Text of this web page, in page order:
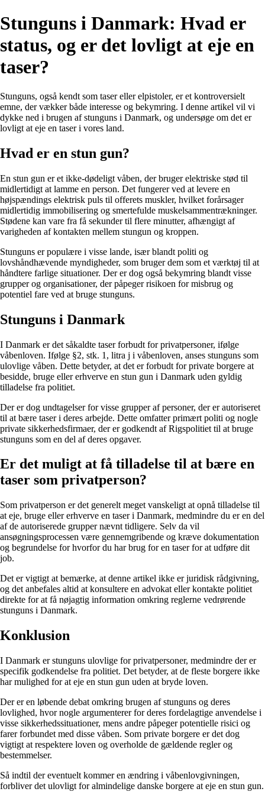
Stunguns i Danmark: Hvad er
status, og er det lovligt at eje en
taser?
Stunguns, også kendt som taser eller elpistoler, er et kontroversielt
emne, der vækker både interesse og bekymring. I denne artikel vil vi
dykke ned i brugen af stunguns i Danmark, og undersøge om det er
lovligt at eje en taser i vores land.
Hvad er en stun gun?
En stun gun er et ikke-dødeligt våben, der bruger elektriske stød til
midlertidigt at lamme en person. Det fungerer ved at levere en
højspændings elektrisk puls til offerets muskler, hvilket forårsager
midlertidig immobilisering og smertefulde muskelsammentrækninger.
Stødene kan vare fra få sekunder til flere minutter, afhængigt af
varigheden af kontakten mellem stungun og kroppen.
Stunguns er populære i visse lande, især blandt politi og
lovshåndhævende myndigheder, som bruger dem som et værktøj til at
håndtere farlige situationer. Der er dog også bekymring blandt visse
grupper og organisationer, der påpeger risikoen for misbrug og
potentiel fare ved at bruge stunguns.
Stunguns i Danmark
I Danmark er det såkaldte taser forbudt for privatpersoner, ifølge
våbenloven. Ifølge §2, stk. 1, litra j i våbenloven, anses stunguns som
ulovlige våben. Dette betyder, at det er forbudt for private borgere at
besidde, bruge eller erhverve en stun gun i Danmark uden gyldig
tilladelse fra politiet.
Der er dog undtagelser for visse grupper af personer, der er autoriseret
til at bære taser i deres arbejde. Dette omfatter primært politi og nogle
private sikkerhedsfirmaer, der er godkendt af Rigspolitiet til at bruge
stunguns som en del af deres opgaver.
Er det muligt at få tilladelse til at bære en
taser som privatperson?
Som privatperson er det generelt meget vanskeligt at opnå tilladelse til
at eje, bruge eller erhverve en taser i Danmark, medmindre du er en del
af de autoriserede grupper nævnt tidligere. Selv da vil
ansøgningsprocessen være gennemgribende og kræve dokumentation
og begrundelse for hvorfor du har brug for en taser for at udføre dit
job.
Det er vigtigt at bemærke, at denne artikel ikke er juridisk rådgivning,
og det anbefales altid at konsultere en advokat eller kontakte politiet
direkte for at få nøjagtig information omkring reglerne vedrørende
stunguns i Danmark.
Konklusion
I Danmark er stunguns ulovlige for privatpersoner, medmindre der er
specifik godkendelse fra politiet. Det betyder, at de fleste borgere ikke
har mulighed for at eje en stun gun uden at bryde loven.
Der er en løbende debat omkring brugen af stunguns og deres
lovlighed, hvor nogle argumenterer for deres fordelagtige anvendelse i
visse sikkerhedssituationer, mens andre påpeger potentielle risici og
farer forbundet med disse våben. Som private borgere er det dog
vigtigt at respektere loven og overholde de gældende regler og
bestemmelser.
Så indtil der eventuelt kommer en ændring i våbenlovgivningen,
forbliver det ulovligt for almindelige danske borgere at eje en stun gun.